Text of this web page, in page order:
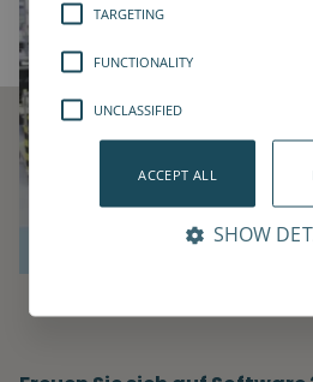
TARGETING
FUNCTIONALITY
UNCLASSIFIED
ACCEPT ALL
SHOW